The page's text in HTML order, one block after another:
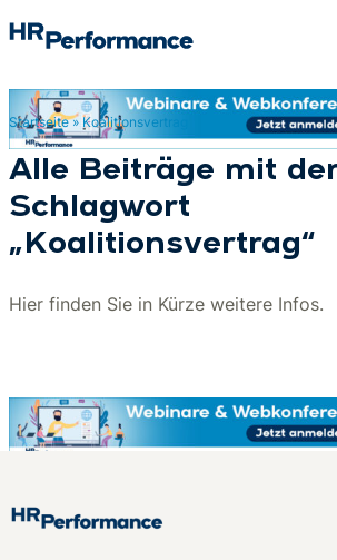
Suchen
Startseite» Koalitionsvertrag
Alle Beiträge mit
Schlagwort
„Koalitionsvertrag“
Hier finden Sie in Kürze weitere Infos.